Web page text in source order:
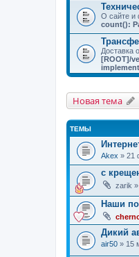
О сайте и
count():
Доставка
[ROOT]/
Новая тема
ТЕМЫ
Akex » 21
с
zarik
Наши
Дикий
air50 » 15